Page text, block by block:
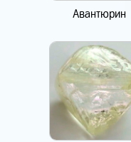
Авантюрин